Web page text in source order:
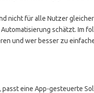
nicht für alle Nutzer
schätzt. Im
und wer besser zu
eine App-gesteuerte